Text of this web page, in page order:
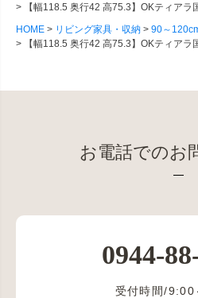
【幅118.5 奥行42 高75.3】OKティア
HOME
リビング家具・収納
90～
【幅118.5 奥行42 高75.3】OKティア
お電話でのお
0944-
受付時間/